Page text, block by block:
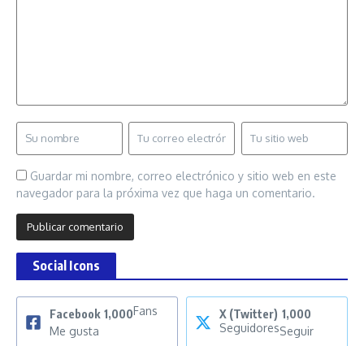
Guardar mi nombre, correo electrónico y sitio web en este
navegador para la próxima vez que haga un comentario.
Social Icons
Facebook 1,000Fans
Me gusta
X (Twitter) 1,000
SeguidoresSeguir